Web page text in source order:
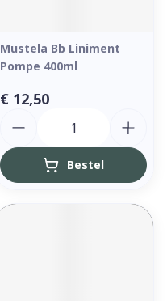
Mustela Bb Liniment
Pompe 400ml
€ 12,50
Bestel